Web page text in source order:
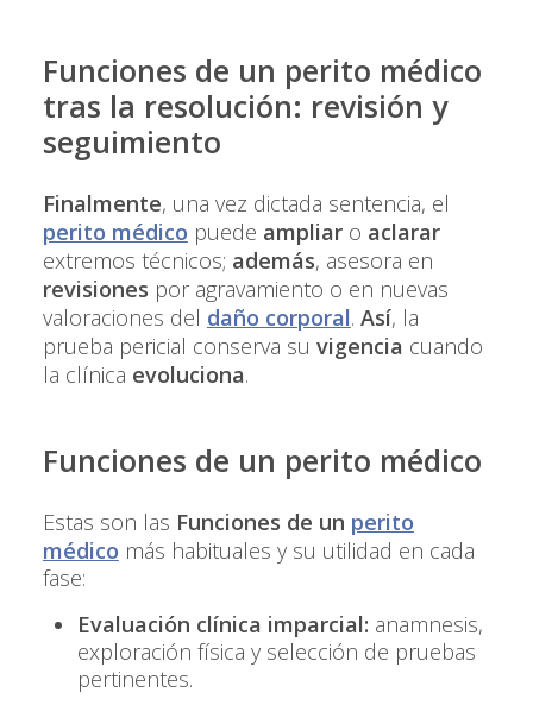
Funciones de un perito médico
tras la resolución: revisión y
seguimiento
Finalmente, una vez dictada sentencia, el
perito médico puede ampliaro aclarar
extremos técnicos; además, asesora en
revisiones por agravamiento o en nuevas
valoraciones del daño corporal. Así, la
prueba pericial conserva su vigencia cuando
la clínica evoluciona.
Funciones de un perito médico
Estas son las Funciones de un perito
médico más habituales y su utilidad en cada
fase:
Evaluación clínica imparcial: anamnesis,
exploración física y selección de pruebas
pertinentes.